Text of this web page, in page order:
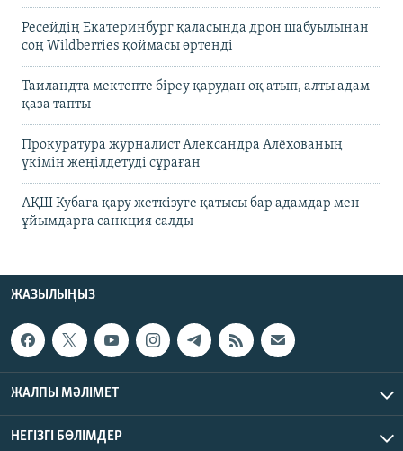
Ресейдің Екатеринбург қаласында дрон шабуылынан
соң Wildberries қоймасы өртенді
Таиландта мектепте біреу қарудан оқ атып, алты адам
қаза тапты
Прокуратура журналист Александра Алёхованың
үкімін жеңілдетуді сұраған
АҚШ Кубаға қару жеткізуге қатысы бар адамдар мен
ұйымдарға санкция салды
ЖАЗЫЛЫҢЫЗ
ЖАЛПЫ МӘЛІМЕТ
НЕГІЗГІ БӨЛІМДЕР